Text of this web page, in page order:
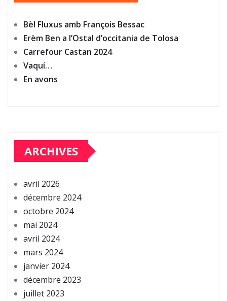
Bèl Fluxus amb François Bessac
Erèm Ben a l’Ostal d’occitania de Tolosa
Carrefour Castan 2024
Vaquí…
En avons
ARCHIVES
avril 2026
décembre 2024
octobre 2024
mai 2024
avril 2024
mars 2024
janvier 2024
décembre 2023
juillet 2023